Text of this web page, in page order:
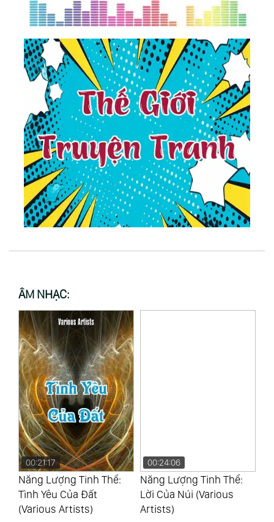
ÂM NHẠC:
00:21:17
Năng Lượng Tinh Thể:
Tình Yêu Của Đất
(Various Artists)
00:24:06
Năng Lượng Tinh Thể:
Lời Của Núi (Various
Artists)